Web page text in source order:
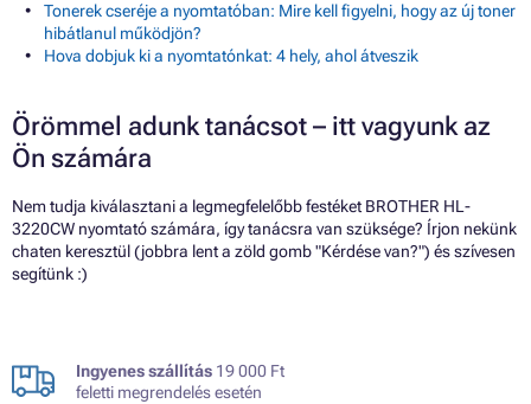
Tonerek cseréje a nyomtatóban: Mire kell figyelni, hogy az új toner
hibátlanul működjön?
Hova dobjuk ki a nyomtatónkat: 4 hely, ahol átveszik
Örömmel adunk tanácsot – itt vagyunk az
Ön számára
Nem tudja kiválasztani a legmegfelelőbb festéket BROTHER HL-
3220CW nyomtató számára, így tanácsra van szüksége? Írjon nekünk
chaten keresztül (jobbra lent a zöld gomb "Kérdése van?") és szívesen
segítünk :)
Ingyenes szállítás 19 000 Ft
feletti megrendelés esetén